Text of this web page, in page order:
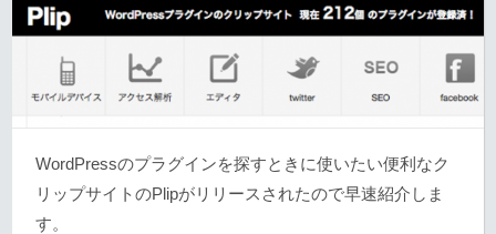
WordPressのプラグインを探すときに使いたい便利なク
リップサイトのPlipがリリースされたので早速紹介しま
す。